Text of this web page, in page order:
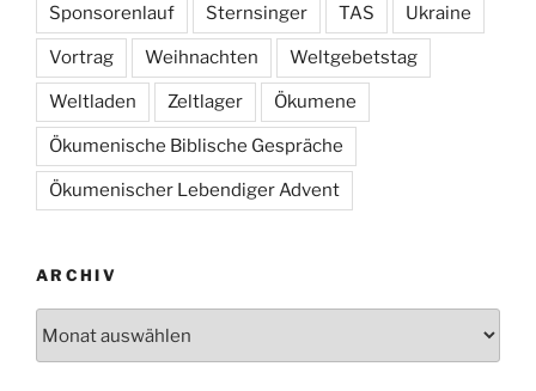
Sponsorenlauf Sternsinger TAS Ukraine
Vortrag Weihnachten Weltgebetstag
Weltladen Zeltlager Ökumene
Ökumenische Biblische Gespräche
Ökumenischer Lebendiger Advent
ARCHIV